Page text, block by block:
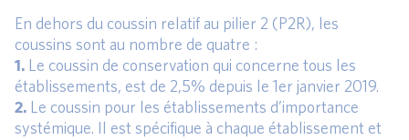
En dehors du coussin relatif au pilier 2 (P2R), les
coussins sont au nombre de quatre :
1. Le coussin de conservation qui concerne tous les
établissements, est de 2,5% depuis le 1er janvier 2019.
2. Le coussin pour les établissements d’importance
systémique. Il est spécifique à chaque établissement et